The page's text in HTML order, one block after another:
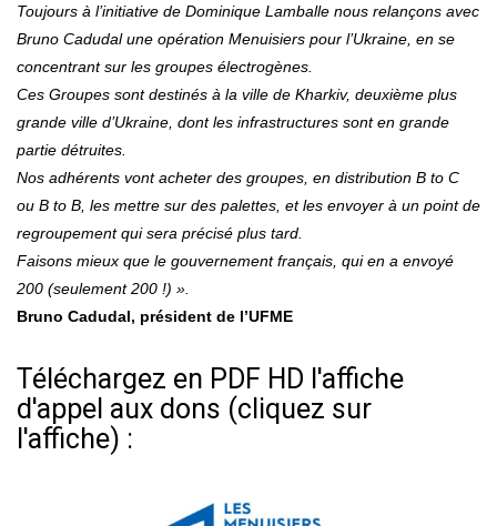
Toujours à l’initiative de Dominique Lamballe nous relançons avec
Bruno Cadudal une opération Menuisiers pour l’Ukraine, en se
concentrant sur les groupes électrogènes.
Ces Groupes sont destinés à la ville de Kharkiv, deuxième plus
grande ville d’Ukraine, dont les infrastructures sont en grande
partie détruites.
Nos adhérents vont acheter des groupes, en distribution B to C
ou B to B, les mettre sur des palettes, et les envoyer à un point de
regroupement qui sera précisé plus tard.
Faisons mieux que le gouvernement français, qui en a envoyé
200 (seulement 200 !) ».
Bruno Cadudal, président de l’UFME
Téléchargez en PDF HD l'affiche
d'appel aux dons (cliquez sur
l'affiche) :